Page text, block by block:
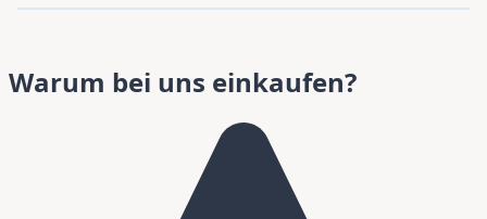
Warum bei uns einkaufen?